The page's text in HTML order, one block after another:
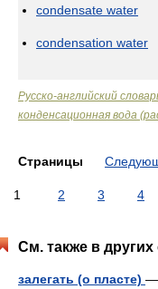
condensate water
condensation water
Русско-английский
конденсационная вода
Страницы
1 2 3 4
См. также в других
залегать (о пласте) —